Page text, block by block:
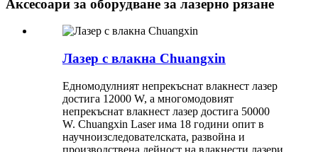
Аксесоари за оборудване за лазерно рязане
Лазер с влакна Chuangxin
Едномодулният непрекъснат влакнест лазер
достига 12000 W, а многомодовият
непрекъснат влакнест лазер достига 50000
W. Chuangxin Laser има 18 години опит в
научноизследователската, развойна и
производствена дейност на влакнести лазери